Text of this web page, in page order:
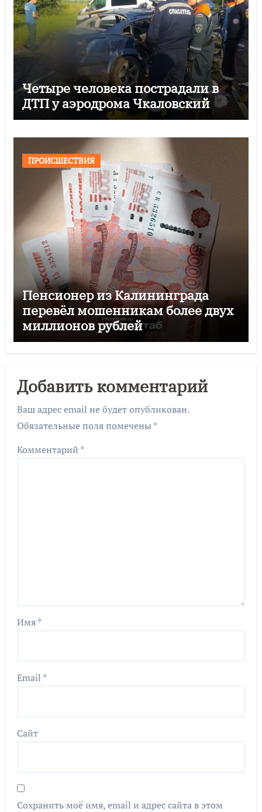
Четыре человека пострадали в
ДТП у аэродрома Чкаловский
ПРОИСШЕСТВИЯ
Пенсионер из Калининграда
перевёл мошенникам более двух
миллионов рублей
Добавить комментарий
Ваш адрес email не будет опубликован.
Обязательные поля помечены *
Комментарий *
Имя*
Email *
Сайт
Сохранить моё имя, email и адрес сайта в этом